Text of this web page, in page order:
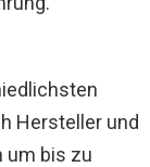
Hersteller und
um bis zu